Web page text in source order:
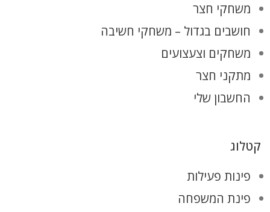
משחקי חצר
חושבים בגדול – משחקי חשיבה
משחקים וצעצועים
מתקני חצר
החשבון שלי
קטלוג
פינות פעילות
פינת המשפחה